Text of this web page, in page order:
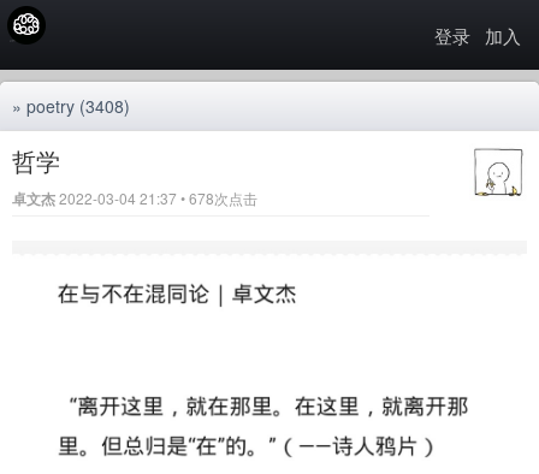
登录 加入
» poetry (3408)
哲学
卓文杰2022-03-04 21:37 • 678次点击